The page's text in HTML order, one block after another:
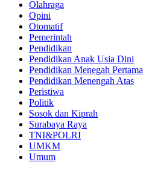
Olahraga
Opini
Otomatif
Pemerintah
Pendidikan
Pendidikan Anak Usia Dini
Pendidikan Menegah Pertama
Pendidikan Menengah Atas
Peristiwa
Politik
Sosok dan Kiprah
Surabaya Raya
TNI&POLRI
UMKM
Umum